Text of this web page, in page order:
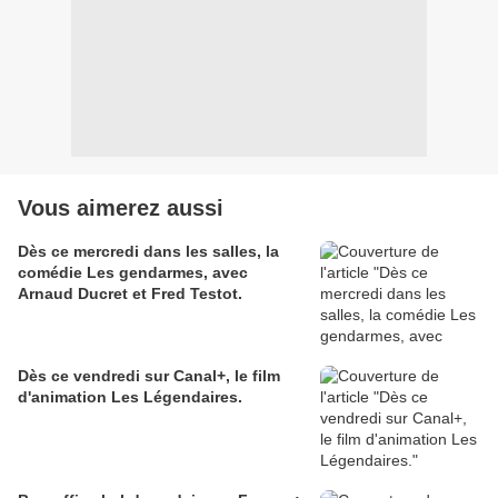
Vous aimerez aussi
Dès ce mercredi dans les salles, la
comédie Les gendarmes, avec
Arnaud Ducret et Fred Testot.
Dès ce vendredi sur Canal+, le film
d'animation Les Légendaires.